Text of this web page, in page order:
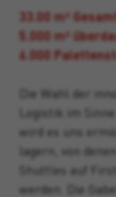
33.00 m²
5.000 m²
6.000
Die Wahl der
Logistik im
wird es uns
lagern, von
Shuttles auf
werden. Die